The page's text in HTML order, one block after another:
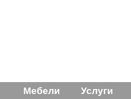
Мебели Услуги